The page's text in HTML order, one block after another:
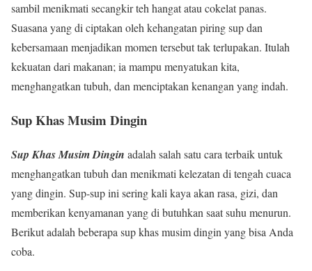
sambil menikmati secangkir teh hangat atau cokelat panas.
Suasana yang di ciptakan oleh kehangatan piring sup dan
kebersamaan menjadikan momen tersebut tak terlupakan. Itulah
kekuatan dari makanan; ia mampu menyatukan kita,
menghangatkan tubuh, dan menciptakan kenangan yang indah.
Sup Khas Musim Dingin
Sup Khas Musim Dingin adalah salah satu cara terbaik untuk
menghangatkan tubuh dan menikmati kelezatan di tengah cuaca
yang dingin. Sup-sup ini sering kali kaya akan rasa, gizi, dan
memberikan kenyamanan yang di butuhkan saat suhu menurun.
Berikut adalah beberapa sup khas musim dingin yang bisa Anda
coba.